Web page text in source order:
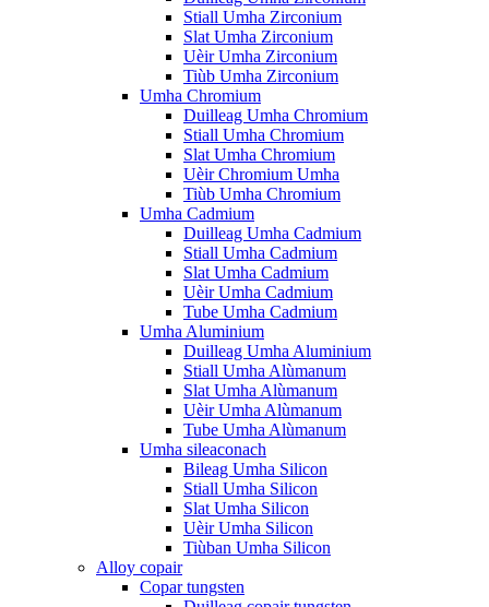
Stiall Umha Zirconium
Slat Umha Zirconium
Uèir Umha Zirconium
Tiùb Umha Zirconium
Umha Chromium
Duilleag Umha Chromium
Stiall Umha Chromium
Slat Umha Chromium
Uèir Chromium Umha
Tiùb Umha Chromium
Umha Cadmium
Duilleag Umha Cadmium
Stiall Umha Cadmium
Slat Umha Cadmium
Uèir Umha Cadmium
Tube Umha Cadmium
Umha Aluminium
Duilleag Umha Aluminium
Stiall Umha Alùmanum
Slat Umha Alùmanum
Uèir Umha Alùmanum
Tube Umha Alùmanum
Umha sileaconach
Bileag Umha Silicon
Stiall Umha Silicon
Slat Umha Silicon
Uèir Umha Silicon
Tiùban Umha Silicon
Alloy copair
Copar tungsten